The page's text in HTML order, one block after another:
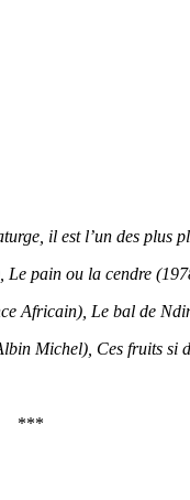
il est l’un des plus
pain ou la cendre
Africain), Le bal de
Michel), Ces fruits si
***